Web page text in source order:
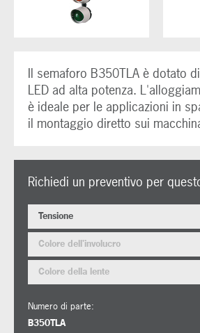
Il semaforo B350TLA è dotato
LED ad alta potenza.
è ideale per le applicazioni in
il montaggio diretto sui
Richiedi un preventivo per
Tensione
Colore dell'involucro
Colore della lente
Numero di parte:
B350TLA